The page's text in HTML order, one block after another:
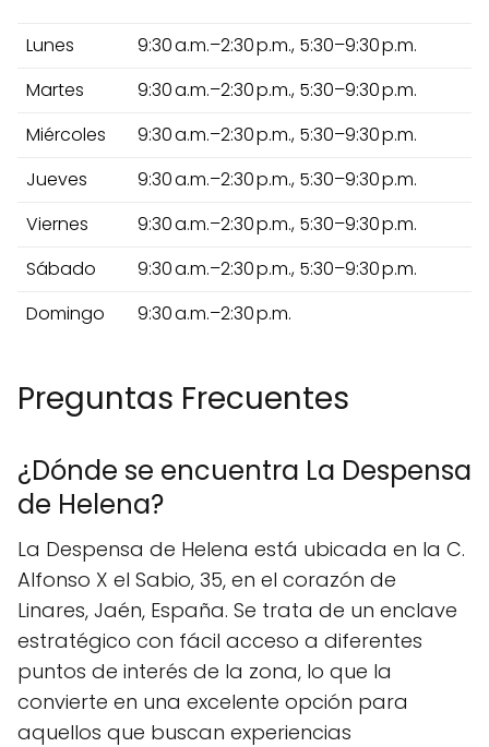
Lunes
9:30 a.m.–2:30 p.m., 5:30–9:30 p.m.
Martes
9:30 a.m.–2:30 p.m., 5:30–9:30 p.m.
Miércoles
9:30 a.m.–2:30 p.m., 5:30–9:30 p.m.
Jueves
9:30 a.m.–2:30 p.m., 5:30–9:30 p.m.
Viernes
9:30 a.m.–2:30 p.m., 5:30–9:30 p.m.
Sábado
9:30 a.m.–2:30 p.m., 5:30–9:30 p.m.
Domingo
9:30 a.m.–2:30 p.m.
Preguntas Frecuentes
¿Dónde se encuentra La Despensa
de Helena?
La Despensa de Helena está ubicada en la C.
Alfonso X el Sabio, 35, en el corazón de
Linares, Jaén, España. Se trata de un enclave
estratégico con fácil acceso a diferentes
puntos de interés de la zona, lo que la
convierte en una excelente opción para
aquellos que buscan experiencias